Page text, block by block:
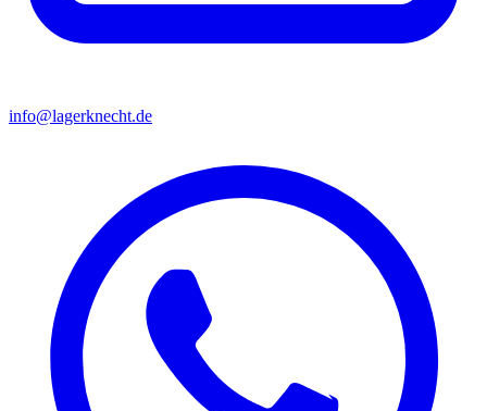
info@lagerknecht.de